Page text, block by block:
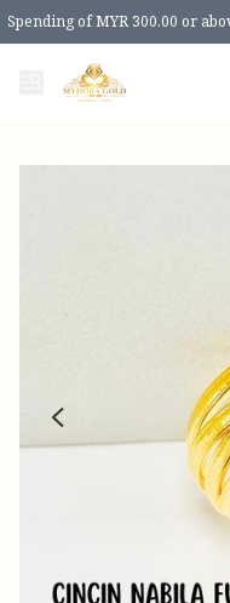
Spending of MYR 300.00 or